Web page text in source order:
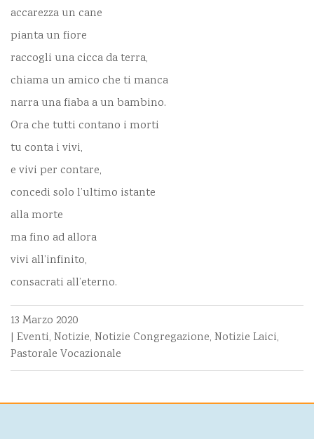
accarezza un cane
pianta un fiore
raccogli una cicca da terra,
chiama un amico che ti manca
narra una fiaba a un bambino.
Ora che tutti contano i morti
tu conta i vivi,
e vivi per contare,
concedi solo l’ultimo istante
alla morte
ma fino ad allora
vivi all’infinito,
consacrati all’eterno.
13 Marzo 2020
| Eventi, Notizie, Notizie Congregazione, Notizie Laici,
Pastorale Vocazionale